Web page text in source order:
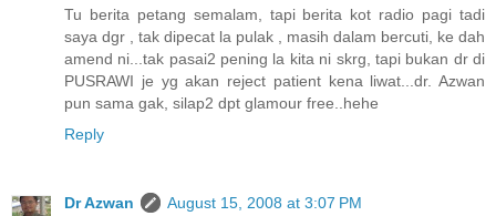
Tu berita petang semalam, tapi berita kot radio pagi tadi
saya dgr , tak dipecat la pulak , masih dalam bercuti, ke dah
amend ni...tak pasai2 pening la kita ni skrg, tapi bukan dr di
PUSRAWI je yg akan reject patient kena liwat...dr. Azwan
pun sama gak, silap2 dpt glamour free..hehe
Reply
Dr Azwan
August 15, 2008 at 3:07 PM